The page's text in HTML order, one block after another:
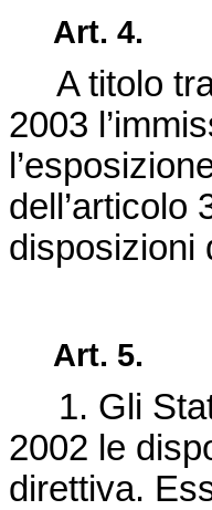
Art. 4.
A titolo
2003
dell’articolo
disposizioni
Art. 5.
1. Gli Stati
2002 le
direttiva.